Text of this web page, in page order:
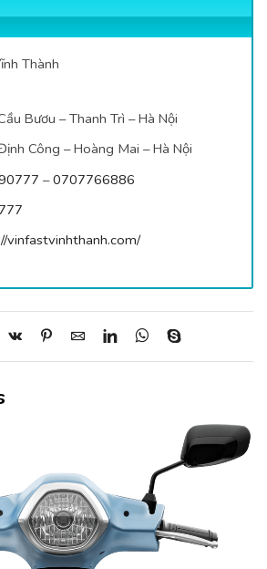
Thành
Bươu – Thanh Trì – Hà Nội
Công – Hoàng Mai – Hà Nội
–0707766886
vinfastvinhthanh.com/